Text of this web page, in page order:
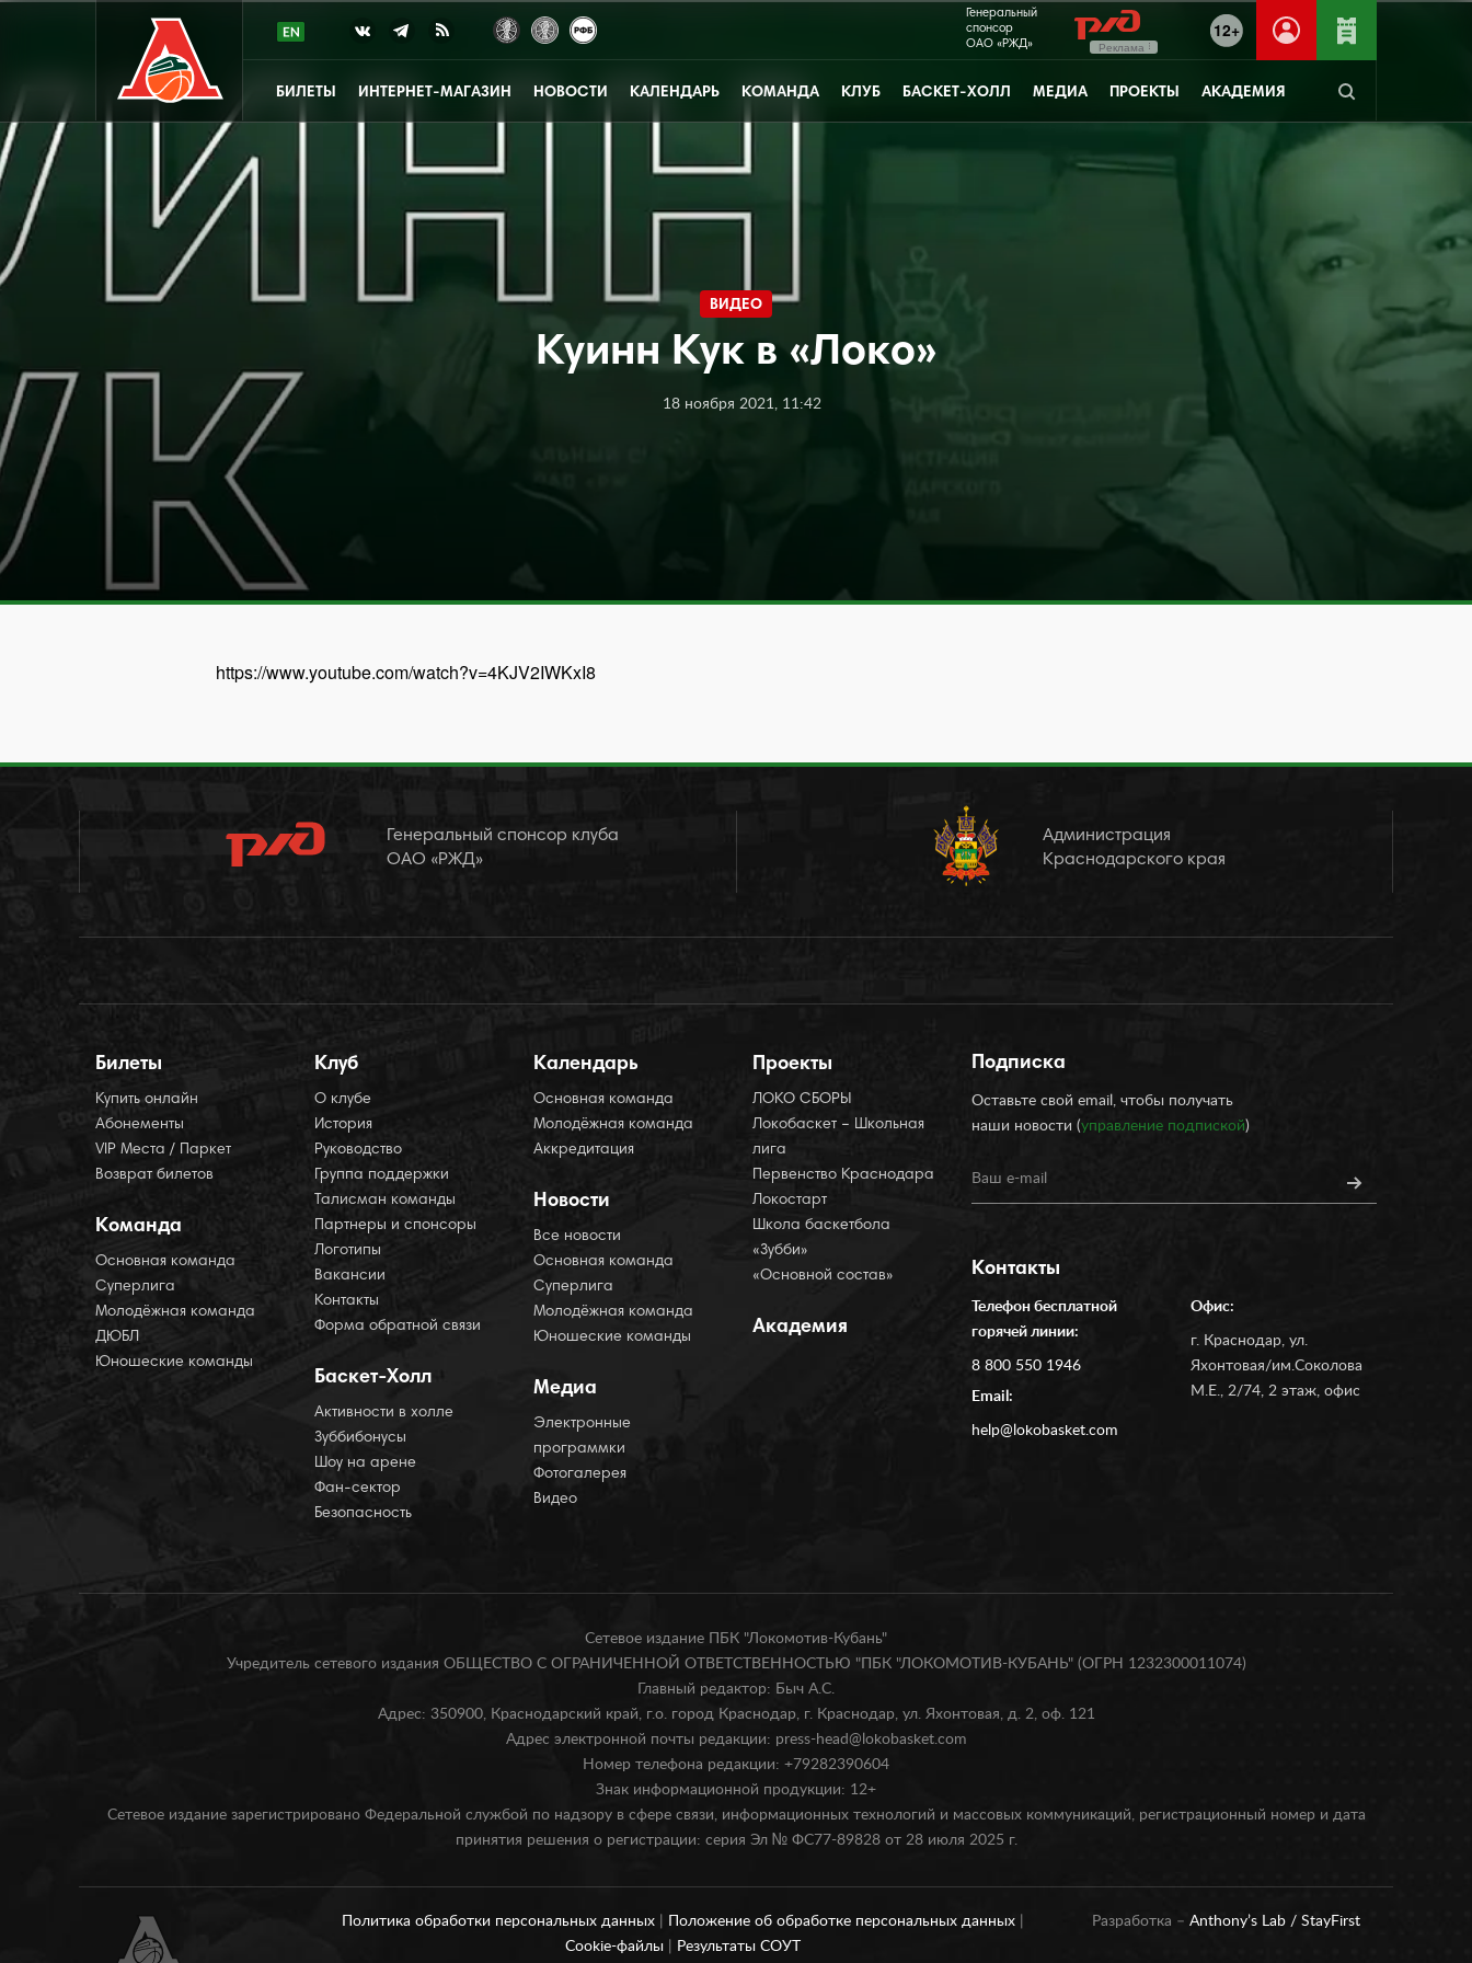
12+
Генеральный
спонсор
ОАО «РЖД»
Реклама
БИЛЕТЫ ИНТЕРНЕТ-МАГАЗИН НОВОСТИ КАЛЕНДАРЬ КОМАНДА КЛУБ БАСКЕТ-ХОЛЛ МЕДИА ПРОЕКТЫ АКАДЕМИЯ
ВИДЕО
Куинн Кук в «Локо»
18 ноября 2021, 11:42
https://www.youtube.com/watch?v=4KJV2IWKxI8
Генеральный спонсор клуба
ОАО «РЖД»
Администрация
Краснодарского края
Билеты
Купить онлайн
Абонементы
VIP Места / Паркет
Возврат билетов
Команда
Основная команда
Суперлига
Молодёжная команда
ДЮБЛ
Юношеские команды
Клуб
О клубе
История
Руководство
Группа поддержки
Талисман команды
Партнеры и спонсоры
Логотипы
Вакансии
Контакты
Форма обратной связи
Баскет-Холл
Активности в холле
Зуббибонусы
Шоу на арене
Фан-сектор
Безопасность
Календарь
Основная команда
Молодёжная команда
Аккредитация
Новости
Все новости
Основная команда
Суперлига
Молодёжная команда
Юношеские команды
Медиа
Электронные
программки
Фотогалерея
Видео
Проекты
ЛОКО СБОРЫ
Локобаскет – Школьная
лига
Первенство Краснодара
Локостарт
Школа баскетбола
«Зубби»
«Основной состав»
Академия
Подписка
Оставьте свой email, чтобы получать
наши новости (управление подпиской)
Контакты
Телефон бесплатной
горячей линии:
8 800 550 1946
Email:
help@lokobasket.com
Офис:
г. Краснодар, ул.
Яхонтовая/им.Соколова
М.Е., 2/74, 2 этаж, офис
Сетевое издание ПБК "Локомотив-Кубань"
Учредитель сетевого издания ОБЩЕСТВО С ОГРАНИЧЕННОЙ ОТВЕТСТВЕННОСТЬЮ "ПБК "ЛОКОМОТИВ-КУБАНЬ" (ОГРН 1232300011074)
Главный редактор: Быч А.С.
Адрес: 350900, Краснодарский край, г.о. город Краснодар, г. Краснодар, ул. Яхонтовая, д. 2, оф. 121
Адрес электронной почты редакции: press-head@lokobasket.com
Номер телефона редакции: +79282390604
Знак информационной продукции: 12+
Сетевое издание зарегистрировано Федеральной службой по надзору в сфере связи, информационных технологий и массовых коммуникаций, регистрационный номер и дата
принятия решения о регистрации: серия Эл № ФС77-89828 от 28 июля 2025 г.
Политика обработки персональных данных Положение об обработке персональных данных
Cookie-файлы
Результаты СОУТ
Разработка – Anthony’s Lab / StayFirst